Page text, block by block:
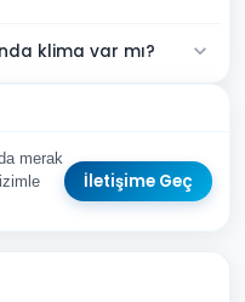
klima var mı?
merak
İletişime Geç